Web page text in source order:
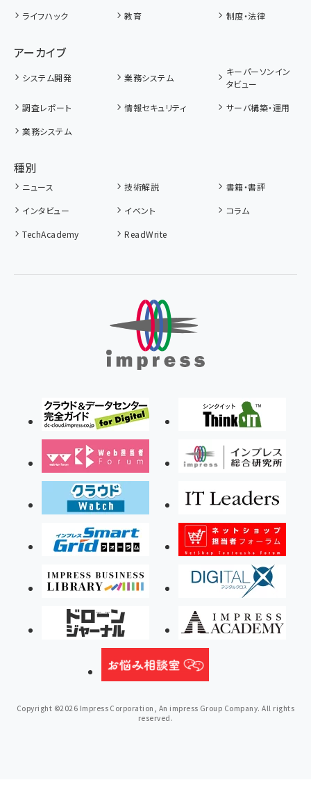
ライフハック
教育 制度・法律
アーカイブ
システム開発 業務システム
キーパーソンイン
タビュー
調査レポート
情報セキュリティ
サーバ構築・運用
業務システム
種別
ニュース 技術解説
書籍・書評
インタビュー
イベント
コラム
TechAcademy
ReadWrite
Copyright ©2026 Impress Corporation, An impress Group Company. All rights
reserved.